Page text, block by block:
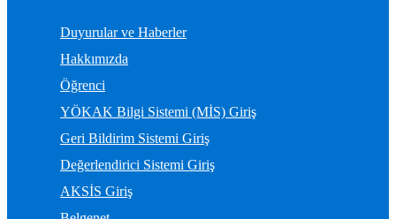
Duyurular ve Haberler
Hakkımızda
Öğrenci
YÖKAK Bilgi Sistemi (MİS) Giriş
Geri Bildirim Sistemi Giriş
Değerlendirici Sistemi Giriş
AKSİS Giriş